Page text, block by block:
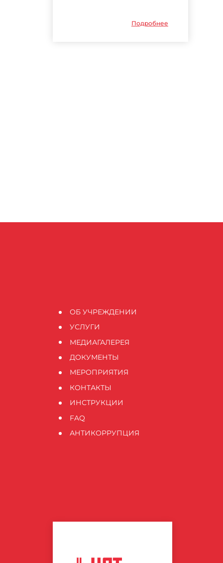
Подробнее
ОБ УЧРЕЖДЕНИИ
УСЛУГИ
МЕДИАГАЛЕРЕЯ
ДОКУМЕНТЫ
МЕРОПРИЯТИЯ
КОНТАКТЫ
ИНСТРУКЦИИ
FAQ
АНТИКОРРУПЦИЯ